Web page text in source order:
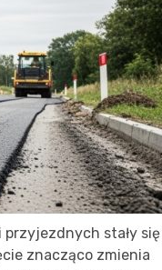
stały się
znacząco zmienia